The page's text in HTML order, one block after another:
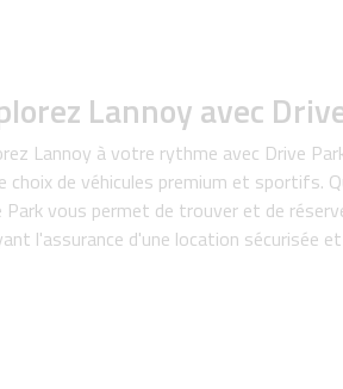
Lannoy avec
Lannoy à votre rythme avec Drive
choix de véhicules premium et sportifs.
Park vous permet de trouver et de
l'assurance d'une location sécurisée